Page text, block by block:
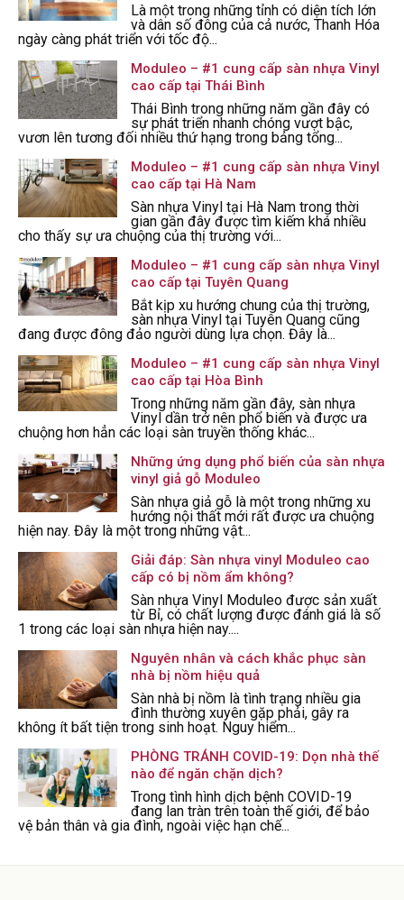
Là một trong những tỉnh có diện tích lớn
và dân số đông của cả nước, Thanh Hóa
ngày càng phát triển với tốc độ...
Moduleo – #1 cung cấp sàn nhựa Vinyl
cao cấp tại Thái Bình
Thái Bình trong những năm gần đây có
sự phát triển nhanh chóng vượt bậc,
vươn lên tương đối nhiều thứ hạng trong bảng tổng...
Moduleo – #1 cung cấp sàn nhựa Vinyl
cao cấp tại Hà Nam
Sàn nhựa Vinyl tại Hà Nam trong thời
gian gần đây được tìm kiếm khá nhiều
cho thấy sự ưa chuộng của thị trường với...
Moduleo – #1 cung cấp sàn nhựa Vinyl
cao cấp tại Tuyên Quang
Bắt kịp xu hướng chung của thị trường,
sàn nhựa Vinyl tại Tuyên Quang cũng
đang được đông đảo người dùng lựa chọn. Đây là...
Moduleo – #1 cung cấp sàn nhựa Vinyl
cao cấp tại Hòa Bình
Trong những năm gần đây, sàn nhựa
Vinyl dần trở nên phổ biến và được ưa
chuộng hơn hẳn các loại sàn truyền thống khác...
Những ứng dụng phổ biến của sàn nhựa
vinyl giả gỗ Moduleo
Sàn nhựa giả gỗ là một trong những xu
hướng nội thất mới rất được ưa chuộng
hiện nay. Đây là một trong những vật...
Giải đáp: Sàn nhựa vinyl Moduleo cao
cấp có bị nồm ẩm không?
Sàn nhựa Vinyl Moduleo được sản xuất
từ Bỉ, có chất lượng được đánh giá là số
1 trong các loại sàn nhựa hiện nay....
Nguyên nhân và cách khắc phục sàn
nhà bị nồm hiệu quả
Sàn nhà bị nồm là tình trạng nhiều gia
đình thường xuyên gặp phải, gây ra
không ít bất tiện trong sinh hoạt. Nguy hiểm...
PHÒNG TRÁNH COVID-19: Dọn nhà thế
nào để ngăn chặn dịch?
Trong tình hình dịch bệnh COVID-19
đang lan tràn trên toàn thế giới, để bảo
vệ bản thân và gia đình, ngoài việc hạn chế...